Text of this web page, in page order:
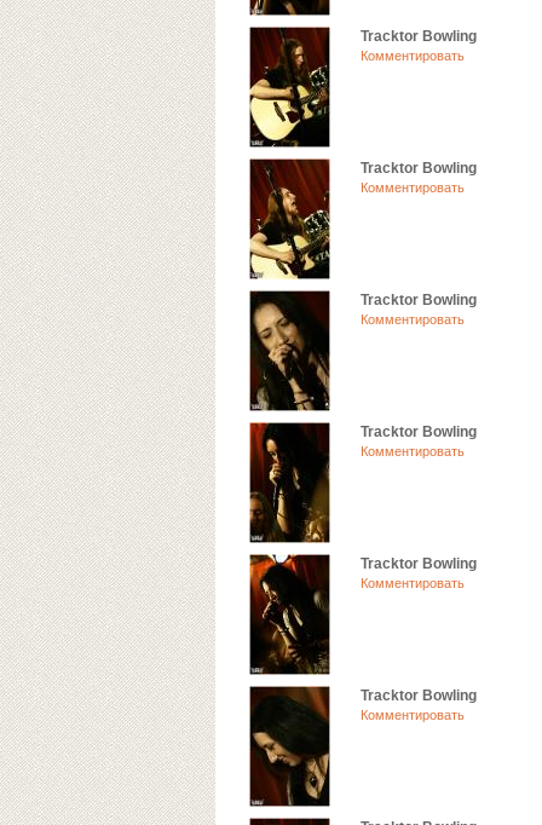
Tracktor Bowling
Комментировать
Tracktor Bowling
Комментировать
Tracktor Bowling
Комментировать
Tracktor Bowling
Комментировать
Tracktor Bowling
Комментировать
Tracktor Bowling
Комментировать